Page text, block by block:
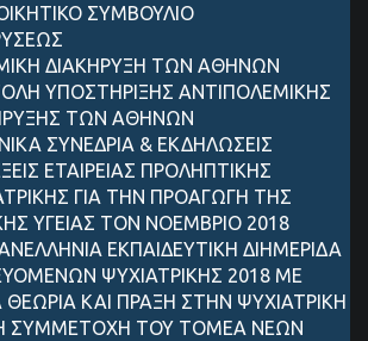
ΣΥΜΒΟΥΛΙΟ
ΔΙΑΚΗΡΥΞΗ ΤΩΝ ΑΘΗΝΩΝ
ΥΠΟΣΤΗΡΙΞΗΣ ANTIΠΟΛΕΜΙΚΗΣ
ΤΩΝ ΑΘΗΝΩΝ
ΣΥΝΕΔΡΙΑ & ΕΚΔΗΛΩΣΕΙΣ
ΕΤΑΙΡΕΙΑΣ ΠΡΟΛΗΠΤΙΚΗΣ
ΓΙΑ ΤΗΝ ΠΡΟΑΓΩΓΗ ΤΗΣ
ΥΓΕΙΑΣ ΤΟΝ ΝΟΕΜΒΡΙΟ 2018
ΕΚΠΑΙΔΕΥΤΙΚΗ ΔΙΗΜΕΡΙΔΑ
ΨΥΧΙΑΤΡΙΚΗΣ 2018 ΜΕ
ΚΑΙ ΠΡΑΞΗ ΣΤΗΝ ΨΥΧΙΑΤΡΙΚΗ
ΣΥΜΜΕΤΟΧΗ ΤΟΥ ΤΟΜΕΑ ΝΕΩΝ